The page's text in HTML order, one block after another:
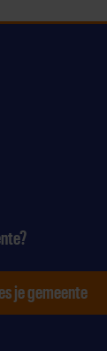
je gemeente